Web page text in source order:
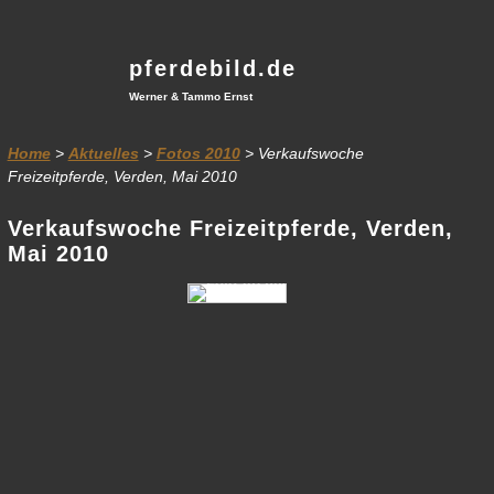
pferdebild.de
Werner & Tammo Ernst
Home> Aktuelles > Fotos 2010> Verkaufswoche
Freizeitpferde, Verden, Mai 2010
Verkaufswoche Freizeitpferde, Verden,
Mai 2010